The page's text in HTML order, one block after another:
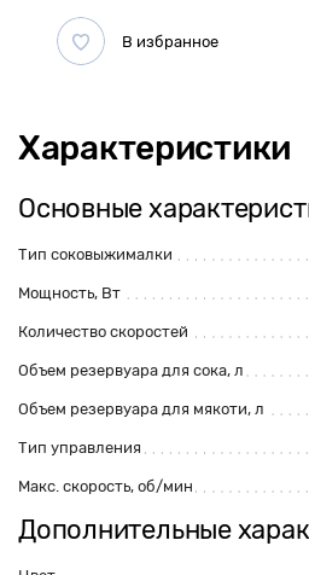
Характеристики
Основные
Тип соковыжималки
Мощность, Вт
Количество скоростей
Объем резервуара для сока, л
Объем резервуара для мякоти, л
Тип управления
Макс. скорость, об/мин
Дополнительные